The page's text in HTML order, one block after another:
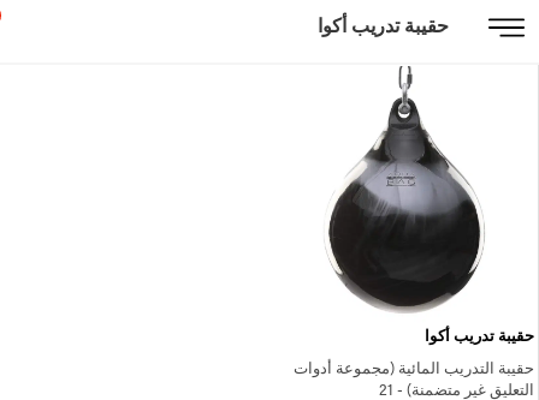
حقيبة تدريب أكوا
حقيبة تدريب أكوا
حقيبة التدريب المائية (مجموعة أدوات
التعليق غير متضمنة) - 21